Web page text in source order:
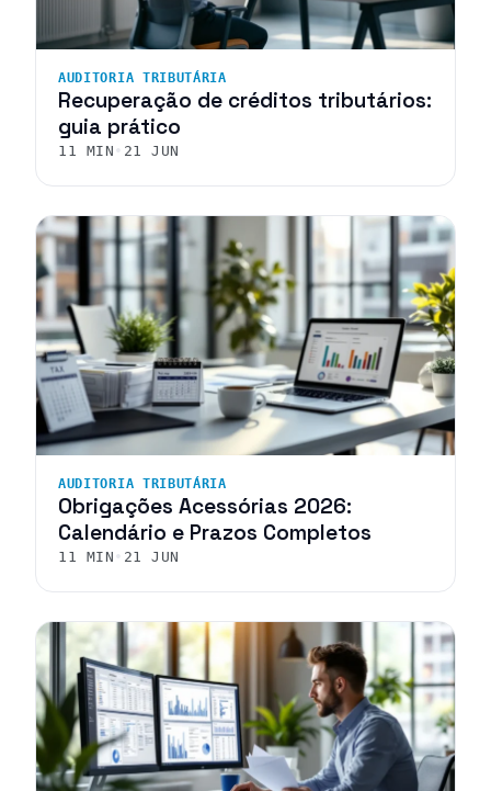
AUDITORIA TRIBUTÁRIA
Recuperação de créditos tributários:
guia prático
11 MIN • 21 JUN
AUDITORIA TRIBUTÁRIA
Obrigações Acessórias 2026:
Calendário e Prazos Completos
11 MIN • 21 JUN